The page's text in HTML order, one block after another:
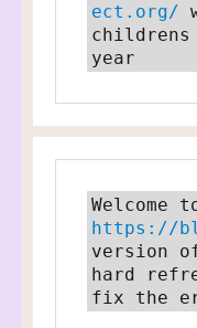
ect.org/
childrens
year
https://
version
hard
fix the